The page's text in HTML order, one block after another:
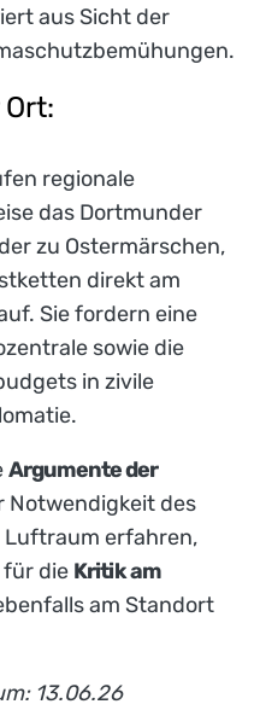
aus Sicht der
regionale
das Dortmunder
zu Ostermärschen,
direkt am
Sie fordern eine
sowie die
in zivile
Argumente der
des
Luftraum erfahren,
für die Kritik am
am Standort
13.06.26